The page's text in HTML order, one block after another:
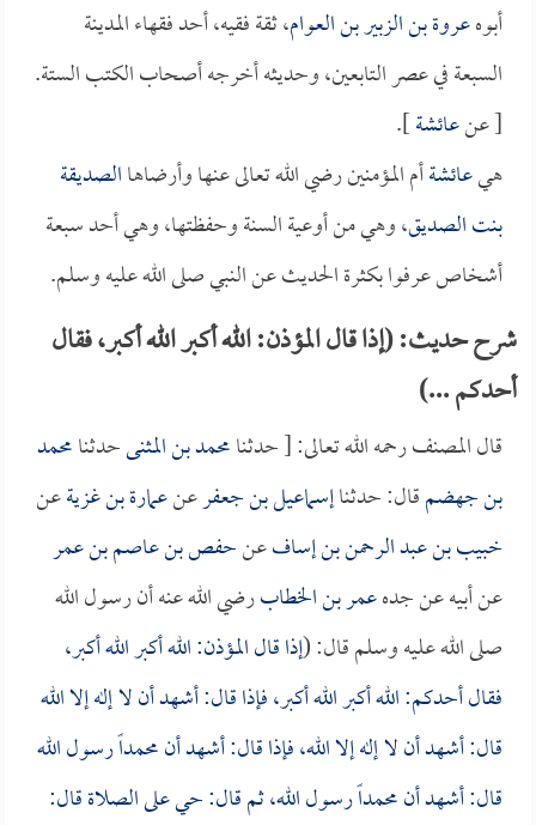
أبوهعروة بن الزبير بن العوام، ثقة فقيه، أحد فقهاء المدينة
السبعة في عصر التابعين، وحديثه أخرجه أصحاب الكتب الستة.
[ عنعائشة].
هيعائشةأم المؤمنين رضي الله تعالى عنها وأرضاهاالصديقة
بنت الصديق، وهي من أوعية السنة وحفظتها، وهي أحد سبعة
أشخاص عرفوا بكثرة الحديث عن النبي صلى الله عليه وسلم.
شرح حديث: (إذا قال المؤذن: الله أكبر الله أكبر، فقال
أحدكم ...)
قال المصنف رحمه الله تعالى: [ حدثنامحمد بن المثنىحدثنامحمد
بن جهضمقال: حدثناإسماعيل بن جعفرعنعمارة بن غزيةعن
خبيب بن عبد الرحمن بن إسافعنحفص بن عاصم بن عمر
عن أبيه عن جدهعمر بن الخطابرضي الله عنه أن رسول الله
صلى الله عليه وسلم قال: (إذا قال المؤذن: الله أكبر الله أكبر،
فقال أحدكم: الله أكبر الله أكبر، فإذا قال: أشهد أن لا إله إلا الله
قال: أشهد أن لا إله إلا الله، فإذا قال: أشهد أن محمداً رسول الله
قال: أشهد أن محمداً رسول الله، ثم قال: حي على الصلاة قال: